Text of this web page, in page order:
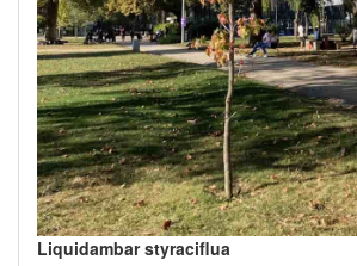
Liquidambar styraciflua